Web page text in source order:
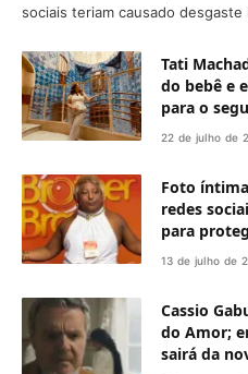
sociais teriam causado
Tati
do bebê e
para o
22 de julho de
Foto
redes
para
13 de julho de
Cassio
do Amor;
sairá da